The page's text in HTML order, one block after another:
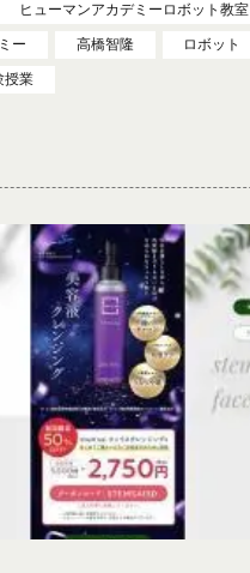
ヒューマンアカデミーロボット教室
ー 高橋智隆 ロボット
授業